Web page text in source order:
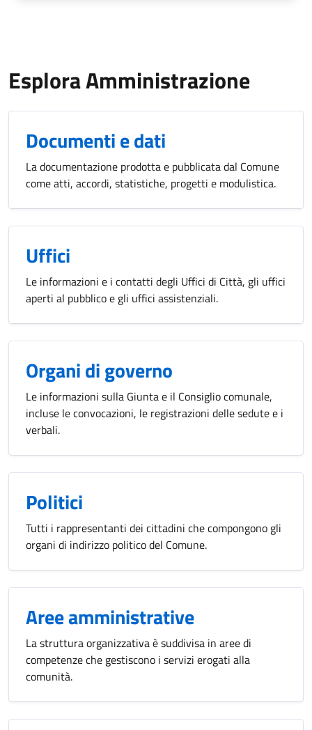
Esplora Amministrazione
Documenti e dati
La documentazione prodotta e pubblicata dal Comune
come atti, accordi, statistiche, progetti e modulistica.
Uffici
Le informazioni e i contatti degli Uffici di Città, gli uffici
aperti al pubblico e gli uffici assistenziali.
Organi di governo
Le informazioni sulla Giunta e il Consiglio comunale,
incluse le convocazioni, le registrazioni delle sedute e i
verbali.
Politici
Tutti i rappresentanti dei cittadini che compongono gli
organi di indirizzo politico del Comune.
Aree amministrative
La struttura organizzativa è suddivisa in aree di
competenze che gestiscono i servizi erogati alla
comunità.